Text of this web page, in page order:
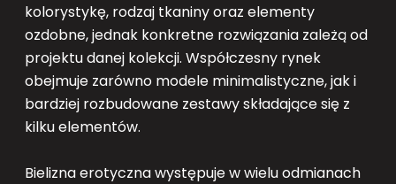
kolorystykę, rodzaj tkaniny oraz elementy
ozdobne, jednak konkretne rozwiązania zależą od
projektu danej kolekcji. Współczesny rynek
obejmuje zarówno modele minimalistyczne, jak i
bardziej rozbudowane zestawy składające się z
kilku elementów.
Bielizna erotyczna występuje w wielu odmianach